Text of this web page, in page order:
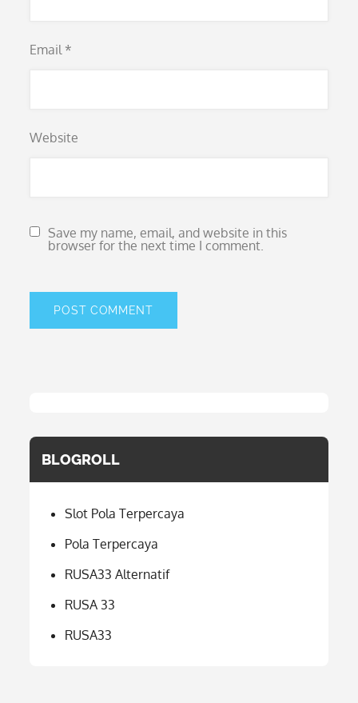
Email *
Website
Save my name, email, and website in this
browser for the next time I comment.
BLOGROLL
Slot Pola Terpercaya
Pola Terpercaya
RUSA33 Alternatif
RUSA 33
RUSA33